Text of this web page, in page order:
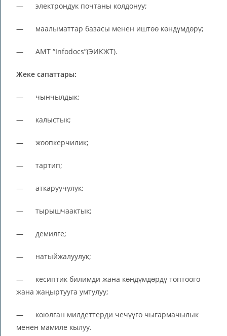
— электрондук почтаны колдонуу;
— маалыматтар базасы менен иштөө көндүмдөрү;
— АМТ “Infodocs”(ЭИКЖТ).
Жеке сапаттары:
— чынчылдык;
— калыстык;
— жоопкерчилик;
— тартип;
— аткаруучулук;
— тырышчаактык;
— демилге;
— натыйжалуулук;
— кесиптик билимди жана көндүмдөрдү топтоого
жана жаңыртууга умтулуу;
— коюлган милдеттерди чечүүгө чыгармачылык
менен мамиле кылуу.